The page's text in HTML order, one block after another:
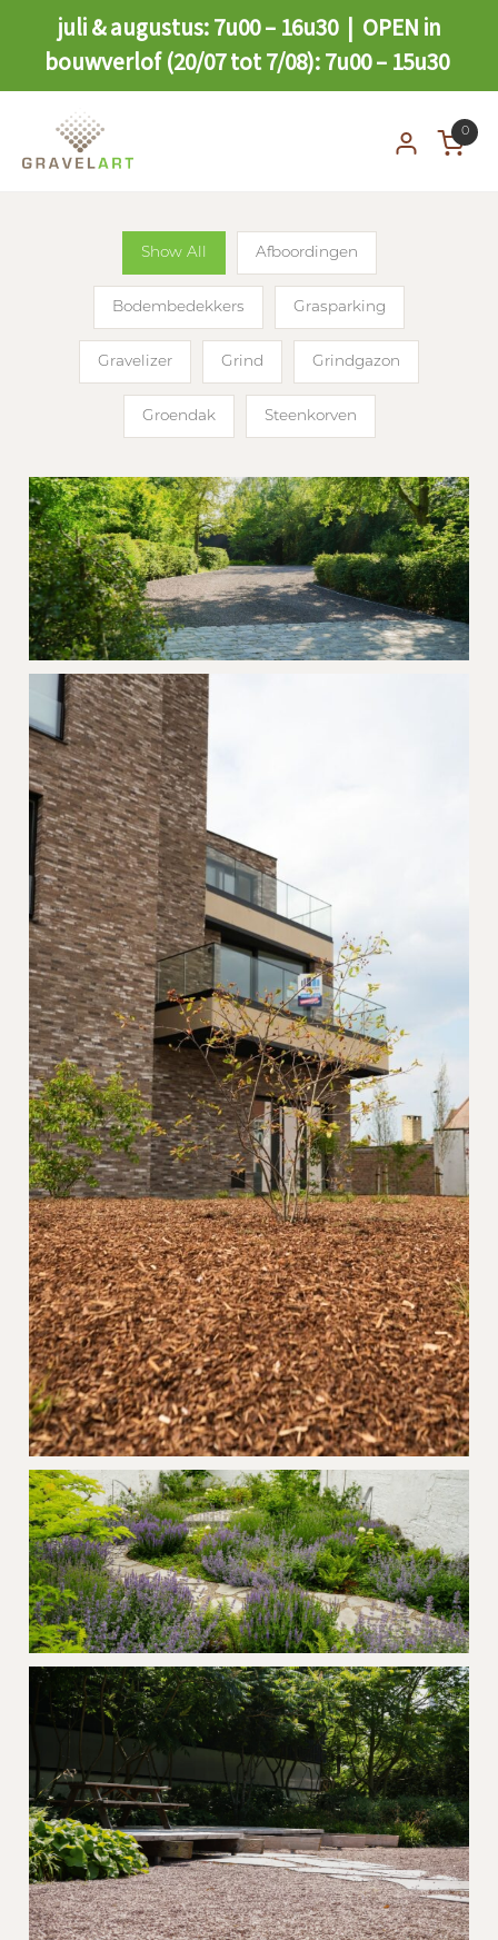
juli & augustus: 7u00 – 16u30 | OPEN in
bouwverlof (20/07 tot 7/08): 7u00 – 15u30
0
Show All Afboordingen
Bodembedekkers Grasparking
Gravelizer Grind Grindgazon
Groendak Steenkorven
Grindparking Obscura Roeselare
Buitenaanleg bodembedekkers
Zedelgem
Stadstuin berggrind en afboording
Brugge